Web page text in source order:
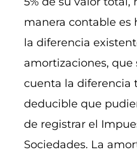
manera contable es
la diferencia
amortizaciones, que
cuenta la diferencia
deducible que
de registrar el
Sociedades. La